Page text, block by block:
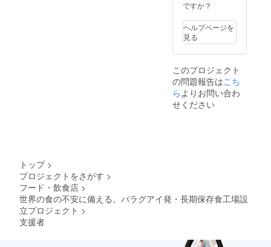
ですか？
ヘルプページを
見る
このプロジェクト
の問題報告はこち
らよりお問い合わ
せください
トップ >
プロジェクトをさがす >
フード・飲食店 >
世界の食の不安に備える。パラグアイ発・長期保存食工場設
立プロジェクト >
支援者